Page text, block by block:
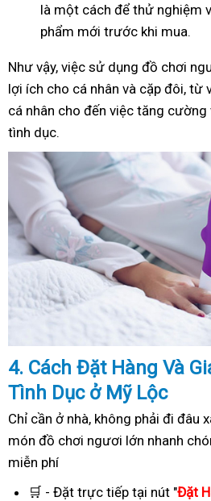
là một cách để thử nghiệm
phẩm mới trước khi mua.
Như vậy, việc sử dụng đồ chơi
lợi ích cho cá nhân và cặp đôi, từ
cá nhân cho đến việc tăng
tình dục.
4. Cách Đặt Hàng Và
Tình Dục ở Mỹ Lộc
Chỉ cần ở nhà, không phải đi đâu
món đồ chơi ngươi lớn nhanh
miễn phí
🛒 - Đặt trực tiếp tại nút "Đặt